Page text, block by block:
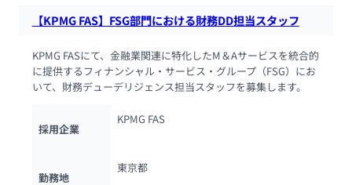
【KPMG FAS】FSG部門における財務DD担当スタッフ
KPMG FASにて、金融業関連に特化したM＆Aサービスを統合的
に提供するフィナンシャル・サービス・グループ（FSG）にお
いて、財務デューデリジェンス担当スタッフを募集します。
採用企業
KPMG FAS
勤務地
東京都